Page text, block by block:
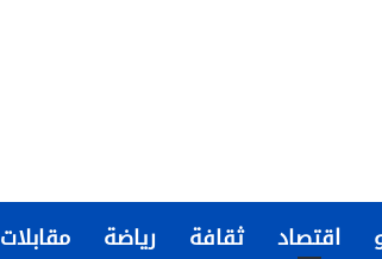
اقتصاد ثقافة رياضة مقابلات